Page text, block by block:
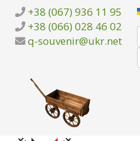
+38 (067) 936 11 95
+38 (066) 028 46 02
q-souvenir@ukr.net